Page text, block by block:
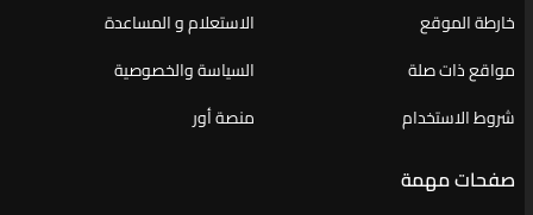
خارطة الموقع
مواقع ذات صلة
شروط الاستخدام
الاستعلام و المساعدة
السياسة والخصوصية
منصة أور
صفحات مهمة